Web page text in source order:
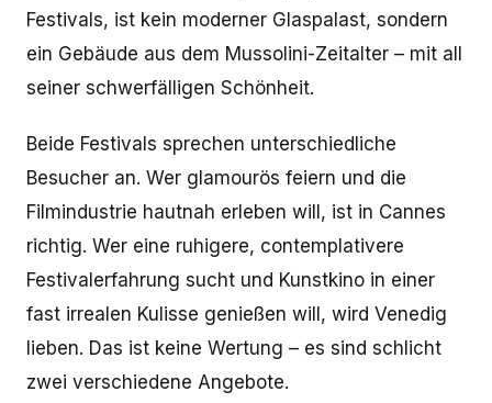
Festivals, ist kein moderner Glaspalast, sondern
ein Gebäude aus dem Mussolini-Zeitalter – mit all
seiner schwerfälligen Schönheit.
Beide Festivals sprechen unterschiedliche
Besucher an. Wer glamourös feiern und die
Filmindustrie hautnah erleben will, ist in Cannes
richtig. Wer eine ruhigere, contemplativere
Festivalerfahrung sucht und Kunstkino in einer
fast irrealen Kulisse genießen will, wird Venedig
lieben. Das ist keine Wertung – es sind schlicht
zwei verschiedene Angebote.